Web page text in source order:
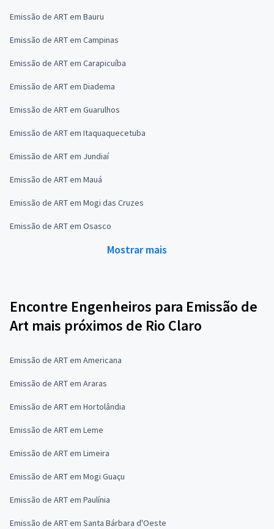
Emissão de ART em Bauru
Emissão de ART em Campinas
Emissão de ART em Carapicuíba
Emissão de ART em Diadema
Emissão de ART em Guarulhos
Emissão de ART em Itaquaquecetuba
Emissão de ART em Jundiaí
Emissão de ART em Mauá
Emissão de ART em Mogi das Cruzes
Emissão de ART em Osasco
Mostrar mais
Encontre Engenheiros para Emissão de
Art mais próximos de Rio Claro
Emissão de ART em Americana
Emissão de ART em Araras
Emissão de ART em Hortolândia
Emissão de ART em Leme
Emissão de ART em Limeira
Emissão de ART em Mogi Guaçu
Emissão de ART em Paulínia
Emissão de ART em Santa Bárbara d'Oeste